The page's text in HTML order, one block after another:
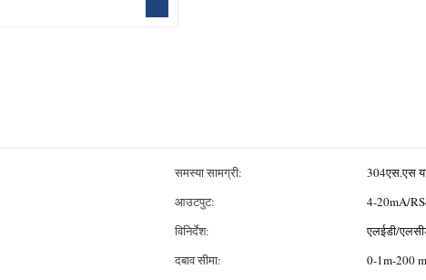
समस्या सामग्री:
304एस.एस
आउटपुट:
4-20mA/
विनिर्देश:
एलईडी/
दबाव सीमा:
0-1m-200